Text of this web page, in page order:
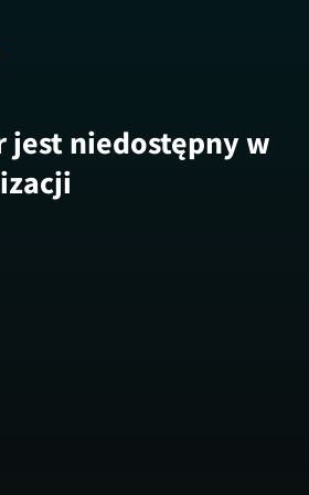
jest niedostępny w